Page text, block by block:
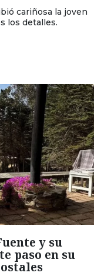
cariñosa la joven
los detalles.
y su
paso en su